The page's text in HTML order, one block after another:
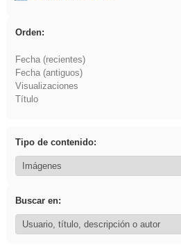
Orden:
Fecha (recientes)
Fecha (antiguos)
Visualizaciones
Título
Tipo de contenido:
Buscar en: